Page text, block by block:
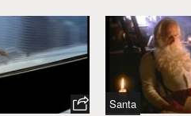
Santa